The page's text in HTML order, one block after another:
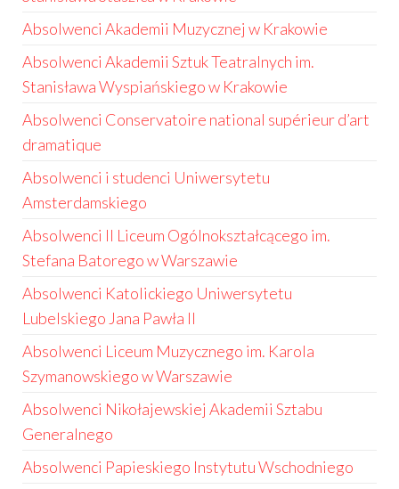
Absolwenci Akademii Muzycznej w Krakowie
Absolwenci Akademii Sztuk Teatralnych im.
Stanisława Wyspiańskiego w Krakowie
Absolwenci Conservatoire national supérieur d’art
dramatique
Absolwenci i studenci Uniwersytetu
Amsterdamskiego
Absolwenci II Liceum Ogólnokształcącego im.
Stefana Batorego w Warszawie
Absolwenci Katolickiego Uniwersytetu
Lubelskiego Jana Pawła II
Absolwenci Liceum Muzycznego im. Karola
Szymanowskiego w Warszawie
Absolwenci Nikołajewskiej Akademii Sztabu
Generalnego
Absolwenci Papieskiego Instytutu Wschodniego